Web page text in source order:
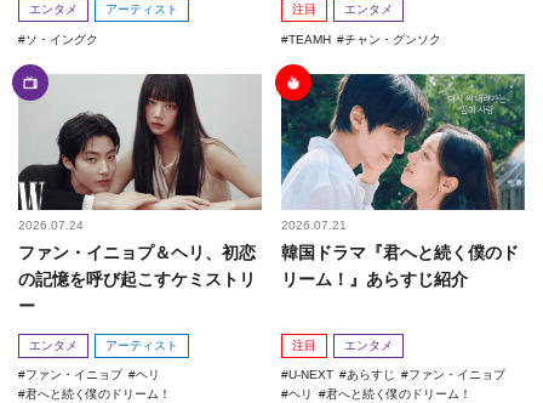
エンタメ アーティスト
ソ・イングク
注目 エンタメ
TEAMH チャン・グンソク
2026.07.24
ファン・イニョプ＆ヘリ、初恋
の記憶を呼び起こすケミストリ
ー
エンタメ アーティスト
ファン・イニョプ
ヘリ
君へと続く僕のドリーム！
2026.07.21
韓国ドラマ『君へと続く僕のド
リーム！』あらすじ紹介
注目 エンタメ
U-NEXT あらすじ
ファン・イニョプ
ヘリ
君へと続く僕のドリーム！